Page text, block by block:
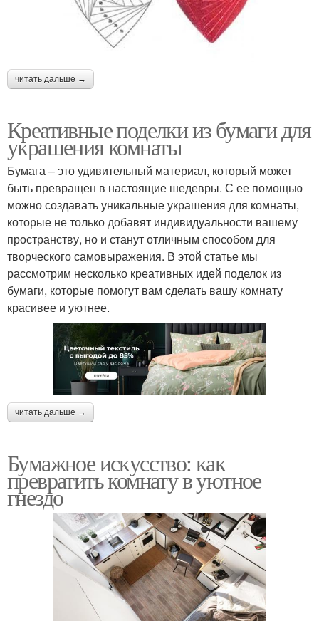
читать дальше →
Креативные поделки из бумаги для
украшения комнаты
Бумага – это удивительный материал, который может
быть превращен в настоящие шедевры. С ее помощью
можно создавать уникальные украшения для комнаты,
которые не только добавят индивидуальности вашему
пространству, но и станут отличным способом для
творческого самовыражения. В этой статье мы
рассмотрим несколько креативных идей поделок из
бумаги, которые помогут вам сделать вашу комнату
красивее и уютнее.
читать дальше →
Бумажное искусство: как
превратить комнату в уютное
гнездо